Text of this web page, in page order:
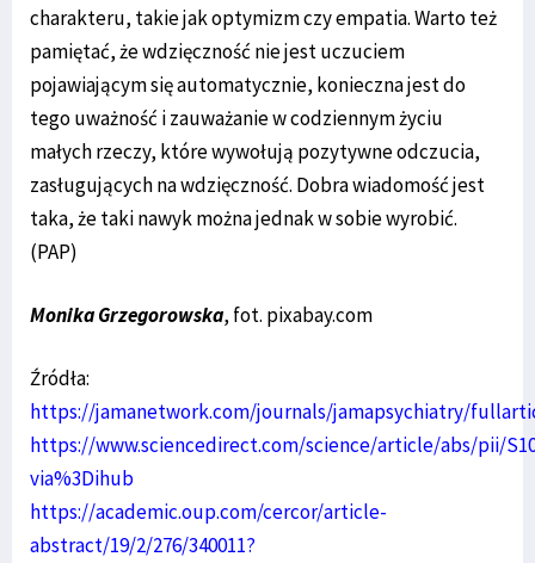
charakteru, takie jak optymizm czy empatia. Warto też
pamiętać, że wdzięczność nie jest uczuciem
pojawiającym się automatycznie, konieczna jest do
tego uważność i zauważanie w codziennym życiu
małych rzeczy, które wywołują pozytywne odczucia,
zasługujących na wdzięczność. Dobra wiadomość jest
taka, że taki nawyk można jednak w sobie wyrobić.
(PAP)
Monika Grzegorowska, fot. pixabay.com
Źródła:
https://jamanetwork.com/journals/jamapsychiatry/
https://www.sciencedirect.com/science/article/abs/pii/
via%3Dihub
https://academic.oup.com/cercor/article-
abstract/19/2/276/340011?